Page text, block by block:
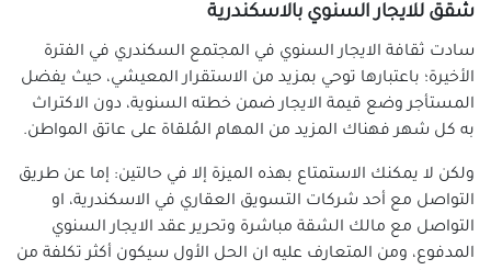
شقق للايجار السنوي بالاسكندرية
سادت ثقافة الايجار السنوي في المجتمع السكندري في الفترة
الأخيرة؛ باعتبارها توحي بمزيد من الاستقرار المعيشي، حيث يفضل
المستأجر وضع قيمة الايجار ضمن خطته السنوية، دون الاكتراث
به كل شهر فهناك المزيد من المهام المُلقاة على عاتق المواطن.
ولكن لا يمكنك الاستمتاع بهذه الميزة إلا في حالتين: إما عن طريق
التواصل مع أحد شركات التسويق العقاري في الاسكندرية، او
التواصل مع مالك الشقة مباشرة وتحرير عقد الايجار السنوي
المدفوع، ومن المتعارف عليه ان الحل الأول سيكون أكثر تكلفة من